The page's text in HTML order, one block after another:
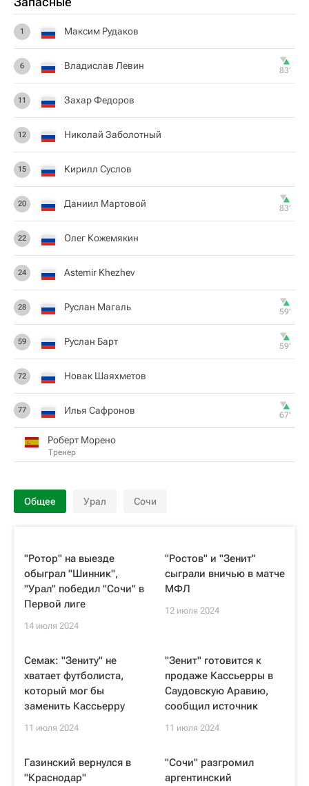
1 Максим Рудаков
6 Владислав Левин 83‎’‎
11 Захар Федоров
12 Николай Заболотный
15 Кирилл Суслов
20 Даниил Мартовой 83‎’‎
22 Олег Кожемякин
24 Astemir Khezhev
28 Руслан Магаль 59‎’‎
59 Руслан Барт 59‎’‎
72 Новак Шаяхметов
77 Илья Сафронов 67‎’‎
Роберт Морено
Тренер
Общее Урал Сочи
"Ротор" на выезде
обыграл "Шинник",
"Урал" победил "Сочи" в
Первой лиге
14 июля 2024
"Ростов" и "Зенит"
сыграли вничью в матче
МФЛ
12 июля 2024
Семак: "Зениту" не
хватает футболиста,
который мог бы
заменить Кассьерру
11 июля 2024
"Зенит" готовится к
продаже Кассьерры в
Саудовскую Аравию,
сообщил источник
11 июля 2024
Газинский вернулся в
"Краснодар"
"Сочи" разгромил
аргентинский